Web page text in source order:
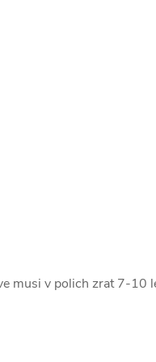
musi v polich zrat 7-10